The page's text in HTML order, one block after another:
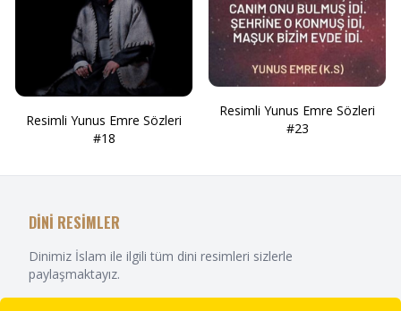
Resimli Yunus Emre Sözleri
#18
Resimli Yunus Emre Sözleri
#23
DİNİ RESİMLER
Dinimiz İslam ile ilgili tüm dini resimleri sizlerle
paylaşmaktayız.